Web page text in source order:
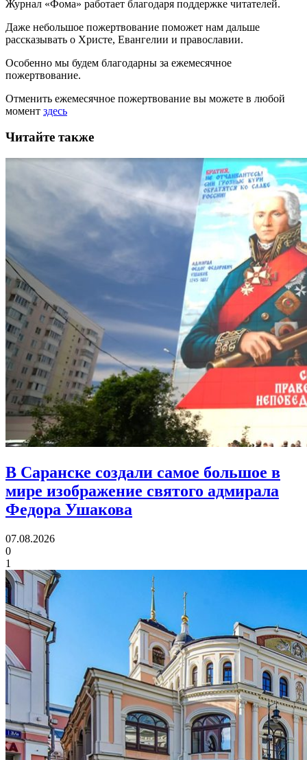
Журнал «Фома» работает благодаря поддержке читателей.
Даже небольшое пожертвование поможет нам дальше
рассказывать о Христе, Евангелии и православии.
Особенно мы будем благодарны за ежемесячное
пожертвование.
Отменить ежемесячное пожертвование вы можете в любой
момент здесь
Читайте также
В Саранске создали самое большое в
мире изображение святого адмирала
Федора Ушакова
07.08.2026
0
1